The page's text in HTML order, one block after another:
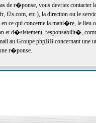
de r�ponse, vous devriez
f2s.com, etc.), la direction ou le
ce qui concerne la mani�re, le
et d�sistement, responsabilit�,
au Groupe phpBB concernant une
r�ponse.